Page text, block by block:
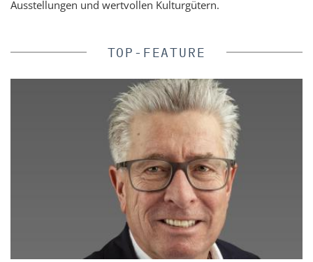
Ausstellungen und wertvollen Kulturgütern.
TOP-FEATURE